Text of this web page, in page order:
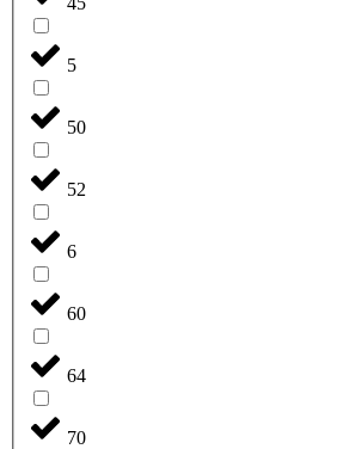
5
50
52
6
60
64
70